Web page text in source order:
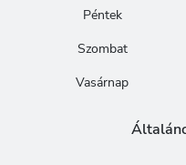
Péntek
Szombat
Vasárnap